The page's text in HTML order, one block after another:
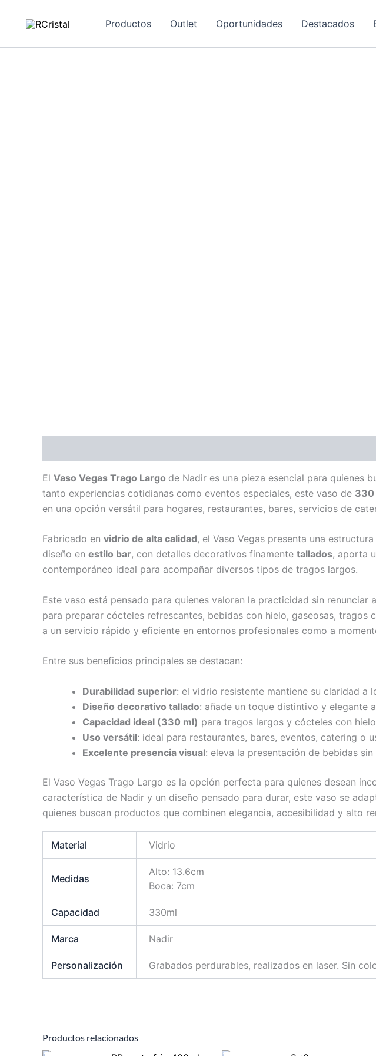
Productos Outlet Oportunidades Destacados
El Vaso Vegas Trago Largo de Nadir es una pieza esencial para quienes
tanto experiencias cotidianas como eventos especiales, este vaso de 330
en una opción versátil para hogares, restaurantes, bares, servicios de
Fabricado en vidrio de alta calidad, el Vaso Vegas presenta una
diseño en estilo bar, con detalles decorativos finamente tallados, aporta
contemporáneo ideal para acompañar diversos tipos de tragos largos.
Este vaso está pensado para quienes valoran la practicidad sin
para preparar cócteles refrescantes, bebidas con hielo, gaseosas,
a un servicio rápido y eficiente en entornos profesionales como a
Entre sus beneficios principales se destacan:
Durabilidad superior: el vidrio resistente mantiene su claridad a
Diseño decorativo tallado: añade un toque distintivo y elegante
Capacidad ideal (330 ml) para tragos largos y cócteles con
Uso versátil: ideal para restaurantes, bares, eventos, catering o
Excelente presencia visual: eleva la presentación de bebidas sin
El Vaso Vegas Trago Largo es la opción perfecta para quienes desean
característica de Nadir y un diseño pensado para durar, este vaso se
quienes buscan productos que combinen elegancia, accesibilidad y alto
Material Vidrio
Medidas
Alto: 13.6cm
Boca: 7cm
Capacidad 330ml
Marca Nadir
Personalización Grabados perdurables, realizados en laser. Sin
Productos relacionados